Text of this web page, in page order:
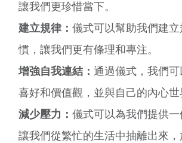
讓我們更珍惜當下。
建立規律： 儀式可以幫助我們建
慣，讓我們更有條理和專注。
增強自我連結： 通過儀式，我們
喜好和價值觀，並與自己的內心世
減少壓力： 儀式可以為我們提供一
讓我們從繁忙的生活中抽離出來，